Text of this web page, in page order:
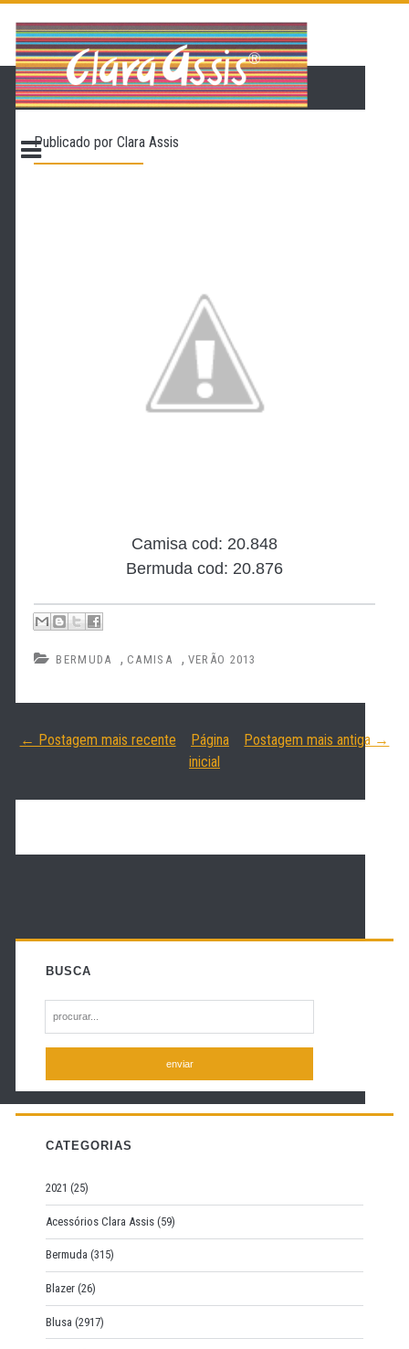
PÁGINA INICIAL
LOJA VIRTUAL
CONTATO
Publicado porClara Assis
Camisa cod: 20.848
Bermuda cod: 20.876
BERMUDA , CAMISA , VERÃO 2013
← Postagem mais recente Postagem mais antiga →
Página
inicial
BUSCA
e
h
f
r
:
CATEGORIAS
2021 (25)
Acessórios Clara Assis (59)
Bermuda (315)
Blazer (26)
Blusa (2917)